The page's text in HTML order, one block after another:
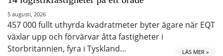
5 augusti, 2026
457 000 fullt uthyrda kvadratmeter byter ägare när EQT
växlar upp och förvärvar åtta fastigheter i
Storbritannien, fyra i Tyskland…
LÄS MER »